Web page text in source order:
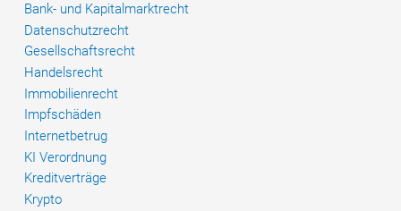
Bank- und Kapitalmarktrecht
Datenschutzrecht
Gesellschaftsrecht
Handelsrecht
Immobilienrecht
Impfschäden
Internetbetrug
KI Verordnung
Kreditverträge
Krypto